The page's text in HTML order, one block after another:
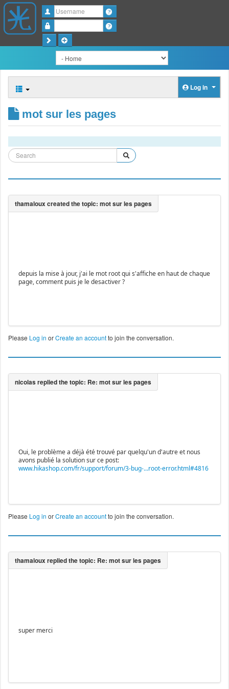
Username
Log in
mot sur les pages
depuis la mise à jour, j'ai le mot root qui s'affiche en haut de chaque
page, comment puis je le desactiver ?
Please Log in orCreate an accountto join the conversation.
Oui, le problème a déjà été trouvé par quelqu'un d'autre et nous
avons publié la solution sur ce post:
www.hikashop.com/fr/support/forum/3-bug-...root-error.html#4816
Please Log in orCreate an accountto join the conversation.
super merci